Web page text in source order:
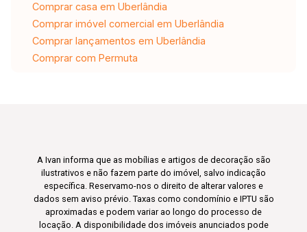
Comprar casa em Uberlândia
Comprar imóvel comercial em Uberlândia
Comprar lançamentos em Uberlândia
Comprar com Permuta
A Ivan informa que as mobílias e artigos de decoração são
ilustrativos e não fazem parte do imóvel, salvo indicação
específica. Reservamo-nos o direito de alterar valores e
dados sem aviso prévio. Taxas como condomínio e IPTU são
aproximadas e podem variar ao longo do processo de
locação. A disponibilidade dos imóveis anunciados pode